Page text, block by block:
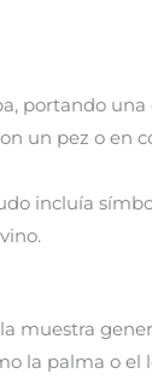
portando una
un pez o en
incluía
muestra
la palma o el